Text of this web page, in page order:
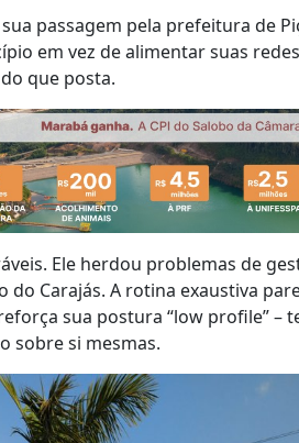
passagem pela prefeitura de
em vez de alimentar suas
que posta.
Ele herdou problemas de
Carajás. A rotina exaustiva
sua postura “low profile” –
sobre si mesmas.